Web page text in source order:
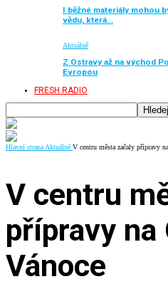
I běžné materiály mohou
vědu, která…
Aktuálně
Z Ostravy až na východ
Evropou
FRESH RADIO
Hlavní strana Aktuálně V centru města začaly přípravy
V centru
přípravy na
Vánoce